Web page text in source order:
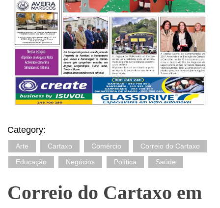
Category:
Arte Cartaxo Comércio
Correio do Cartaxo
Educação
Negócios Política Saúde
Correio do Cartaxo em